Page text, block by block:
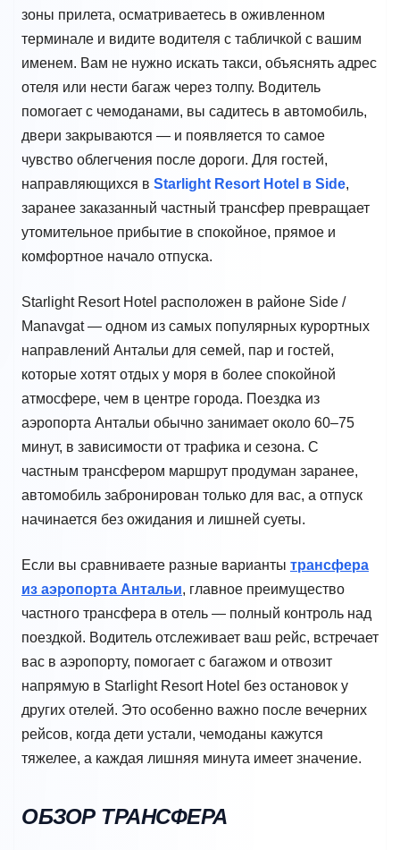
зоны прилета, осматриваетесь в оживленном
терминале и видите водителя с табличкой с вашим
именем. Вам не нужно искать такси, объяснять адрес
отеля или нести багаж через толпу. Водитель
помогает с чемоданами, вы садитесь в автомобиль,
двери закрываются — и появляется то самое
чувство облегчения после дороги. Для гостей,
направляющихся в Starlight Resort Hotel в Side,
заранее заказанный частный трансфер превращает
утомительное прибытие в спокойное, прямое и
комфортное начало отпуска.
Starlight Resort Hotel расположен в районе Side /
Manavgat — одном из самых популярных курортных
направлений Антальи для семей, пар и гостей,
которые хотят отдых у моря в более спокойной
атмосфере, чем в центре города. Поездка из
аэропорта Антальи обычно занимает около 60–75
минут, в зависимости от трафика и сезона. С
частным трансфером маршрут продуман заранее,
автомобиль забронирован только для вас, а отпуск
начинается без ожидания и лишней суеты.
Если вы сравниваете разные варианты трансфера
из аэропорта Антальи, главное преимущество
частного трансфера в отель — полный контроль над
поездкой. Водитель отслеживает ваш рейс, встречает
вас в аэропорту, помогает с багажом и отвозит
напрямую в Starlight Resort Hotel без остановок у
других отелей. Это особенно важно после вечерних
рейсов, когда дети устали, чемоданы кажутся
тяжелее, а каждая лишняя минута имеет значение.
ОБЗОР ТРАНСФЕРА